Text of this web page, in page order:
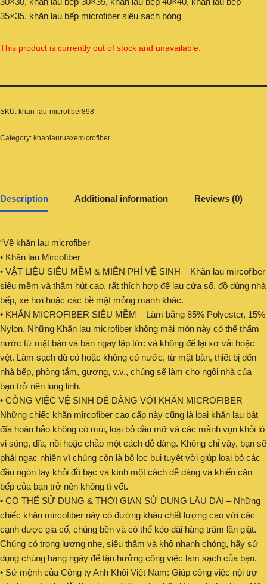
35×35, khăn lau bếp microfiber siêu sạch bóng
This product is currently out of stock and unavailable.
SKU: khan-lau-microfiber898
Category: khanlauruaxemicrofiber
Description Additional information Reviews (0)
“Về khăn lau microfiber
• Khăn lau Mircofiber
• VẬT LIỆU SIÊU MỀM & MIỄN PHÍ VỆ SINH – Khăn lau mircofiber
siêu mềm và thấm hút cao, rất thích hợp để lau cửa sổ, đồ dùng nhà
bếp, xe hơi hoặc các bề mặt mỏng manh khác.
• KHĂN MICROFIBER SIÊU MỀM – Làm bằng 85% Polyester, 15%
Nylon. Những Khăn lau microfiber không mài mòn này có thể thấm
nước từ mặt bàn và bàn ngay lập tức và không để lại xơ vải hoặc
vệt. Làm sạch dù có hoặc không có nước, từ mặt bàn, thiết bị đến
nhà bếp, phòng tắm, gương, v.v., chúng sẽ làm cho ngôi nhà của
bạn trở nên lung linh.
• CÔNG VIỆC VỆ SINH DỄ DÀNG VỚI KHĂN MICROFIBER –
Những chiếc khăn mircofiber cao cấp này cũng là loại khăn lau bát
đĩa hoàn hảo không có mùi, loại bỏ dầu mỡ và các mảnh vụn khỏi lò
vi sóng, đĩa, nồi hoặc chảo một cách dễ dàng. Không chỉ vậy, bạn sẽ
phải ngạc nhiên vì chúng còn là bộ lọc bụi tuyệt vời giúp loại bỏ các
đầu ngón tay khỏi đồ bạc và kính một cách dễ dàng và khiến căn
bếp của bạn trở nên không tì vết.
• CÓ THỂ SỬ DỤNG & THỜI GIAN SỬ DỤNG LÂU DÀI – Những
chiếc khăn mircofiber này có đường khâu chất lượng cao với các
cạnh được gia cố, chúng bền và có thể kéo dài hàng trăm lần giặt.
Chúng có trọng lượng nhẹ, siêu thấm và khô nhanh chóng, hãy sử
dụng chúng hàng ngày để tận hưởng công việc làm sạch của bạn.
• Sứ mệnh của Công ty Anh Khôi Việt Nam: Giúp công việc nội trợ